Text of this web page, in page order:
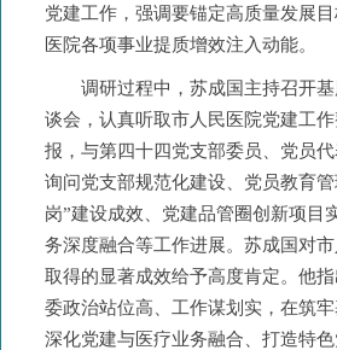
党建工作，强调要锚定高质量发展
医院各项事业提质增效注入动能。
调研过程中，苏成国主持召开
谈会，认真听取市人民医院党建工
报，与第四十四党支部委员、党员
询问党支部规范化建设、党员教育
岗”建设成效、党建品管圈创新项目
务深度融合等工作进展。苏成国对
取得的显著成效给予高度肯定。他
委政治站位高、工作谋划实，在筑牢
深化党建与医疗业务融合、打造特